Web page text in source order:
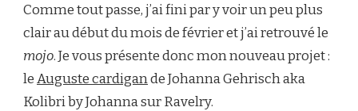
Comme tout passe, j’ai fini par y voir un peu plus
clair au début du mois de février et j’ai retrouvé le
mojo. Je vous présente donc mon nouveau projet :
leAuguste cardigande Johanna Gehrisch aka
Kolibri by Johanna sur Ravelry.